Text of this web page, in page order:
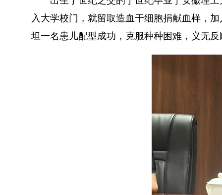
入大学校门，就留取造血干细胞捐献血样，
坦一名患儿配型成功，克服种种困难，义无反